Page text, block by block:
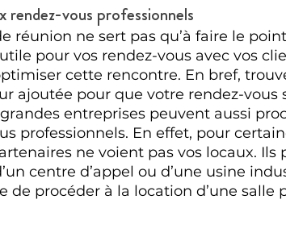
rendez-vous professionnels
réunion ne sert pas qu’à faire le
pour vos rendez-vous avec vos
cette rencontre. En bref,
ajoutée pour que votre rendez-vous
entreprises peuvent aussi
professionnels. En effet, pour
ne voient pas vos locaux.
centre d’appel ou d’une usine
de procéder à la location d’une salle